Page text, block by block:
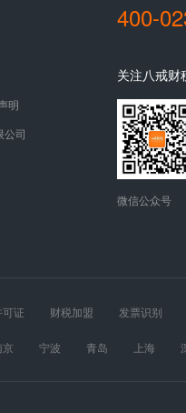
明
公司
400-
关注八戒财
微信公众号
证 财税加盟 发票识别
京 宁波 青岛 上海